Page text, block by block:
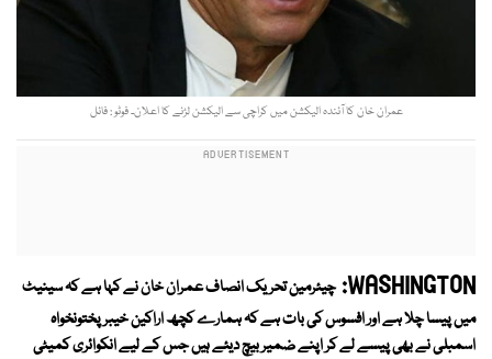
عمران خان کا آئندہ الیکشن میں کراچی سے الیکشن لڑنے کا اعلان۔ فوٹو : فائل
WASHINGTON: چیئرمین تحریک انصاف عمران خان نے کہا ہے کہ سینیٹ
میں پیسا چلا ہے اور افسوس کی بات ہے کہ ہمارے کچھ اراکین خیبر پختونخواہ
اسمبلی نے بھی پیسے لے کر اپنے ضمیر بیچ دیئے ہیں جس کے لیے انکوائری کمیٹی